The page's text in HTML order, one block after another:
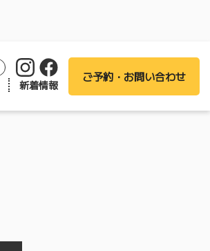
新着情報
ご予約・お問い合わせ